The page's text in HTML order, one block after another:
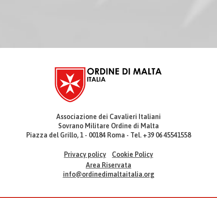
Associazione dei Cavalieri Italiani
Sovrano Militare Ordine di Malta
Piazza del Grillo, 1 - 00184 Roma - Tel. +39 06 45541558
Privacy policy
Cookie Policy
Area Riservata
info@ordinedimaltaitalia.org